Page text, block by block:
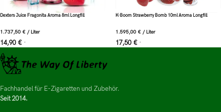
Dexters Juice Fragonita Aroma 8ml Longfill
1.737,50 € / Liter
14,90 € *
K-Boom Strawberry Bomb 10ml Aroma Longfill
1.595,00 € / Liter
17,50 € *
Fachhandel für E-Zigaretten und Zubehör.
Seit 2014.